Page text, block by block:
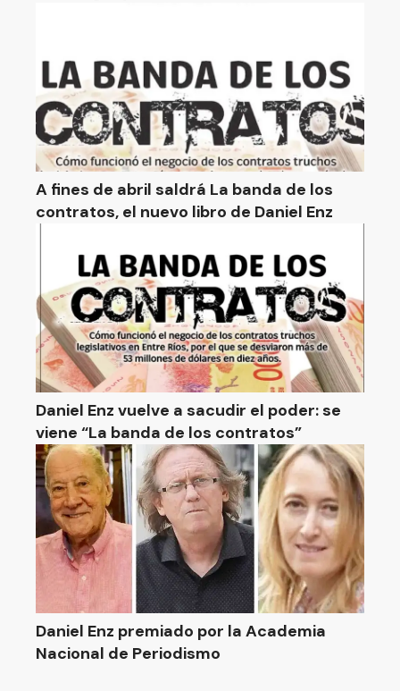
A fines de abril saldrá La banda de los
contratos, el nuevo libro de Daniel Enz
Daniel Enz vuelve a sacudir el poder: se
viene “La banda de los contratos”
Daniel Enz premiado por la Academia
Nacional de Periodismo